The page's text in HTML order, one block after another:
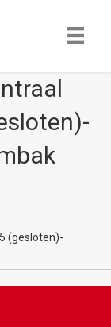
(gesloten)-